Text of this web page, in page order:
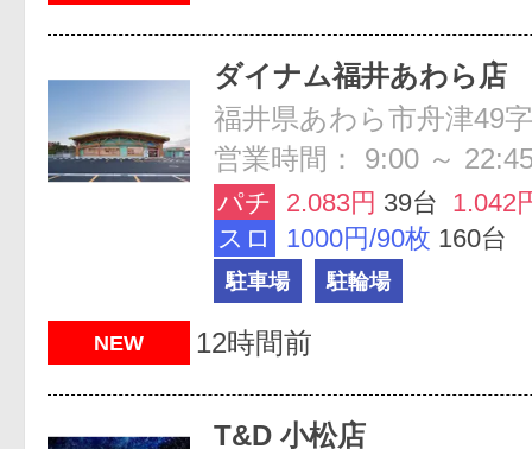
ダイナム福井あわら店
福井県あわら市舟津49
営業時間： 9:00 ～
パチ 2.083円 39台 1.042
スロ
1000円/90枚 160台
駐車場 駐輪場
NEW 12時間前
T&D 小松店